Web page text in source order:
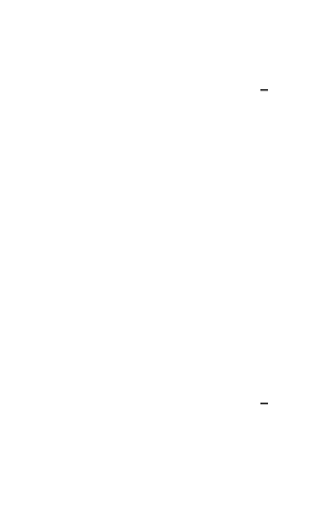
寶。每個主題展區都有精美的佈置回應
家的核心價值。2010年，Van Cleef &
d'Horlogerie de Genève）中獲獎的
準驅動這場機械浪漫，讓時間不再是抽
動。 故事並未完結，2025年推出的